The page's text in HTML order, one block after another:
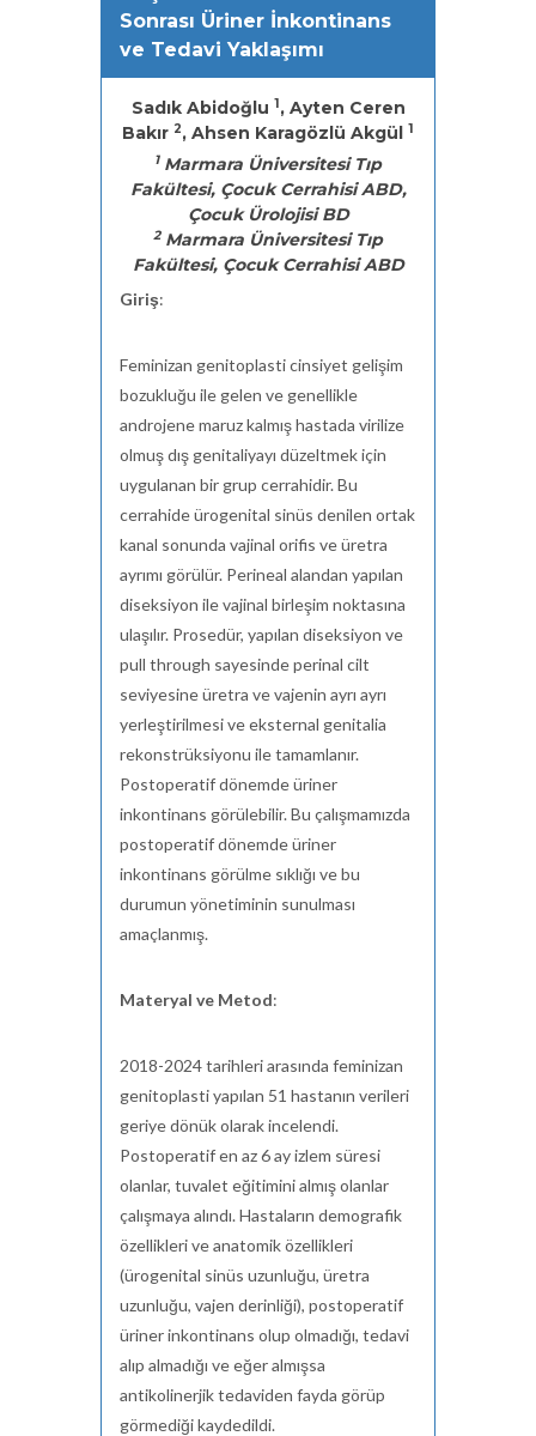
Sonrası Üriner İnkontinans
ve Tedavi Yaklaşımı
Sadık Abidoğlu 1, Ayten Ceren
Bakır 2, Ahsen Karagözlü Akgül 1
1Marmara Üniversitesi Tıp
Fakültesi, Çocuk Cerrahisi ABD,
Çocuk Ürolojisi BD
2Marmara Üniversitesi Tıp
Fakültesi, Çocuk Cerrahisi ABD
Giriş:
Feminizan genitoplasti cinsiyet gelişim
bozukluğu ile gelen ve genellikle
androjene maruz kalmış hastada virilize
olmuş dış genitaliyayı düzeltmek için
uygulanan bir grup cerrahidir. Bu
cerrahide ürogenital sinüs denilen ortak
kanal sonunda vajinal orifis ve üretra
ayrımı görülür. Perineal alandan yapılan
diseksiyon ile vajinal birleşim noktasına
ulaşılır. Prosedür, yapılan diseksiyon ve
pull through sayesinde perinal cilt
seviyesine üretra ve vajenin ayrı ayrı
yerleştirilmesi ve eksternal genitalia
rekonstrüksiyonu ile tamamlanır.
Postoperatif dönemde üriner
inkontinans görülebilir. Bu çalışmamızda
postoperatif dönemde üriner
inkontinans görülme sıklığı ve bu
durumun yönetiminin sunulması
amaçlanmış.
Materyal ve Metod:
2018-2024 tarihleri arasında feminizan
genitoplasti yapılan 51 hastanın verileri
geriye dönük olarak incelendi.
Postoperatif en az 6 ay izlem süresi
olanlar, tuvalet eğitimini almış olanlar
çalışmaya alındı. Hastaların demografik
özellikleri ve anatomik özellikleri
(ürogenital sinüs uzunluğu, üretra
uzunluğu, vajen derinliği), postoperatif
üriner inkontinans olup olmadığı, tedavi
alıp almadığı ve eğer almışsa
antikolinerjik tedaviden fayda görüp
görmediği kaydedildi.